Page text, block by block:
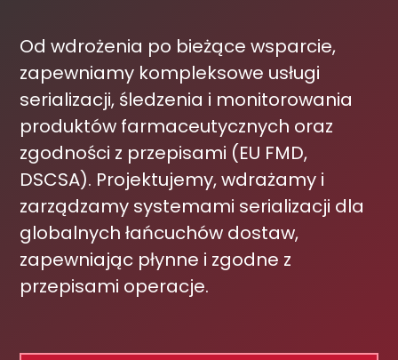
Od wdrożenia po bieżące wsparcie,
zapewniamy kompleksowe usługi
serializacji, śledzenia i monitorowania
produktów farmaceutycznych oraz
zgodności z przepisami (EU FMD,
DSCSA). Projektujemy, wdrażamy i
zarządzamy systemami serializacji dla
globalnych łańcuchów dostaw,
zapewniając płynne i zgodne z
przepisami operacje.